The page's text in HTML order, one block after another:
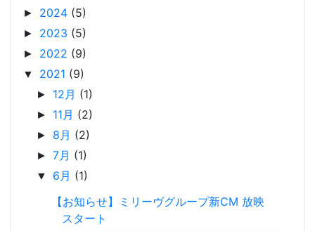
► 2024 (5)
► 2023 (5)
► 2022 (9)
▼ 2021 (9)
► 12月 (1)
► 11月 (2)
► 8月 (2)
►7月 (1)
▼ 6月 (1)
【お知らせ】ミリーヴグループ新CM 放映
スタート